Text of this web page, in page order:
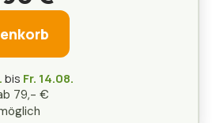
bis Fr. 14.08.
79,- €